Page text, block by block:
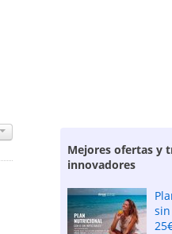
Mejores ofertas y
innovadores